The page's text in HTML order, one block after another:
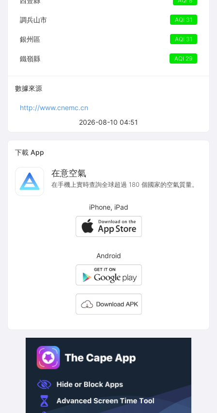
2026-08-10 04:51
調兵山市 AQI 31
銀州區 AQI 31
鐵嶺縣 AQI 29
數據來源
http://www.cnemc.cn
下載 App
在意空氣
在手機上實時查詢全球超過 180 個國家的空氣質量。
iPhone, iPad
Android